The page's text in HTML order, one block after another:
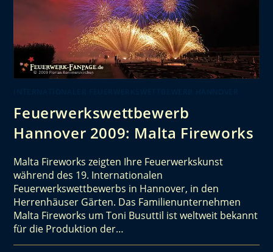
Feuerwerkswettbewerb
Hannover 2009: Malta Fireworks
Malta Fireworks zeigten Ihre Feuerwerkskunst
während des 19. Internationalen
Feuerwerkswettbewerbs in Hannover, in den
Herrenhäuser Gärten. Das Familienunternehmen
Malta Fireworks um Toni Busuttil ist weltweit bekannt
für die Produktion der…